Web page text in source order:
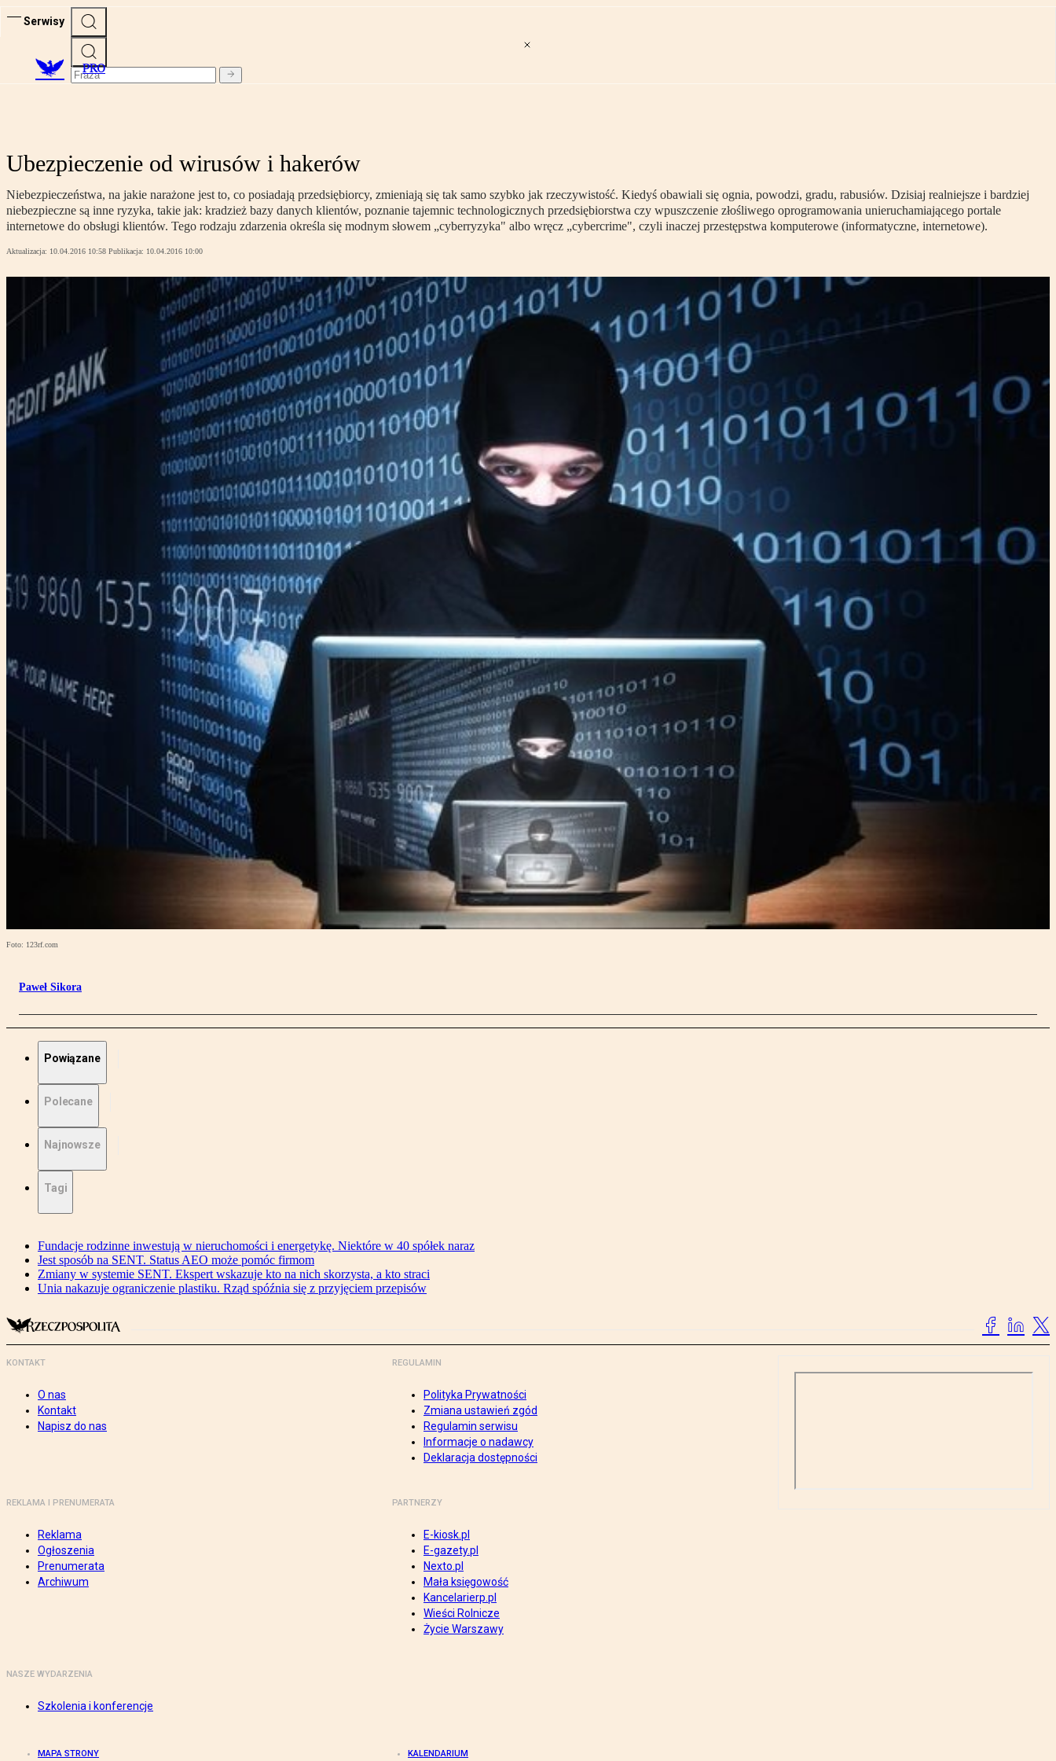
Serwisy
PRO
Ubezpieczenie od wirusów i hakerów
Niebezpieczeństwa, na jakie narażone jest to, co posiadają przedsiębiorcy, zmieniają się tak samo szybko jak rzeczywistość. Kiedyś obawiali się ognia, powodzi, gradu, rabusiów. Dzisiaj realniejsze i bardziej
niebezpieczne są inne ryzyka, takie jak: kradzież bazy danych klientów, poznanie tajemnic technologicznych przedsiębiorstwa czy wpuszczenie złośliwego oprogramowania unieruchamiającego portale
internetowe do obsługi klientów. Tego rodzaju zdarzenia określa się modnym słowem „cyberryzyka" albo wręcz „cybercrime", czyli inaczej przestępstwa komputerowe (informatyczne, internetowe).
Aktualizacja: 10.04.2016 10:58 Publikacja: 10.04.2016 10:00
Foto: 123rf.com
Paweł Sikora
Powiązane
Polecane
Najnowsze
Tagi
Fundacje rodzinne inwestują w nieruchomości i energetykę. Niektóre w 40 spółek naraz
Jest sposób na SENT. Status AEO może pomóc firmom
Zmiany w systemie SENT. Ekspert wskazuje kto na nich skorzysta, a kto straci
Unia nakazuje ograniczenie plastiku. Rząd spóźnia się z przyjęciem przepisów
KONTAKT
O nas
Kontakt
Napisz do nas
REGULAMIN
Polityka Prywatności
Zmiana ustawień zgód
Regulamin serwisu
Informacje o nadawcy
Deklaracja dostępności
REKLAMA I PRENUMERATA
Reklama
Ogłoszenia
Prenumerata
Archiwum
PARTNERZY
E-kiosk.pl
E-gazety.pl
Nexto.pl
Mała księgowość
Kancelarierp.pl
Wieści Rolnicze
Życie Warszawy
NASZE WYDARZENIA
Szkolenia i konferencje
MAPA STRONY KALENDARIUM